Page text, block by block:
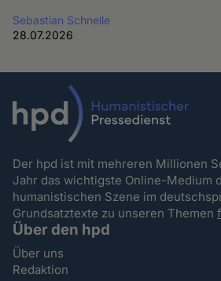
Sebastian Schnelle
28.07.2026
Der hpd ist mit mehreren Millionen
Jahr das wichtigste Online-Medium
humanistischen Szene im
Grundsatztexte zu unseren Themen
Über den hpd
Über uns
Redaktion